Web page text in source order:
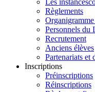
Règlements
Personnels du
Recrutement
Anciens élèves
Partenariats et
Inscriptions
Préinscriptions
Réinscriptions